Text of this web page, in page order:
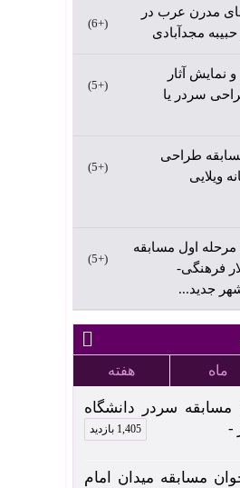
مدرن عرب در
حبیبه مجدآبادی
+6
و نمایش آثار
سردر یا
+5
طراحی
ویلایی
+5
مرحله اول مسابقه
فرهنگی-
جدید...
+5
ماه هفته
مسابقه سردر دانشگاه
-
1,405 بازدید
مسابقه میدان امام